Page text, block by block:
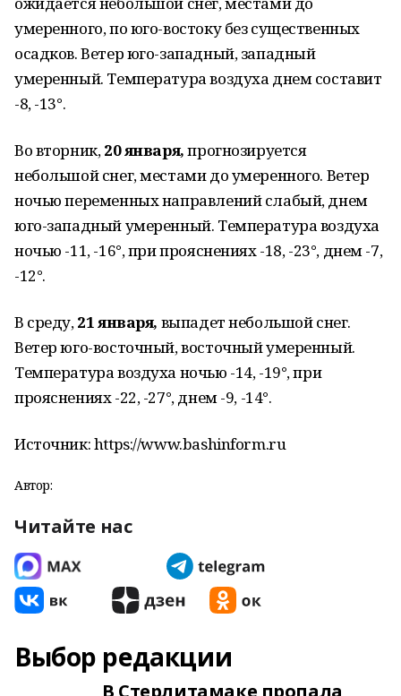
умеренного, по юго-востоку без существенных
осадков. Ветер юго-западный, западный
умеренный. Температура воздуха днем составит
-8, -13°.
Во вторник,20 января,прогнозируется
небольшой снег, местами до умеренного. Ветер
ночью переменных направлений слабый, днем
юго-западный умеренный. Температура воздуха
ночью -11, -16°, при прояснениях -18, -23°, днем -7,
-12°.
В среду,21 января, выпадет небольшой снег.
Ветер юго-восточный, восточный умеренный.
Температура воздуха ночью -14, -19°, при
прояснениях -22, -27°, днем -9, -14°.
Источник: https://www.bashinform.ru
Автор:
Читайте нас
Выбор редакции
В Стерлитамаке пропала